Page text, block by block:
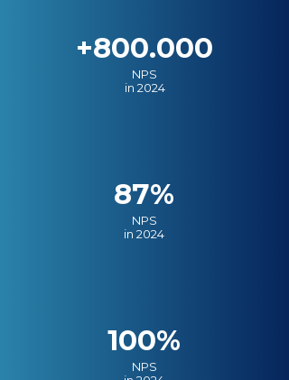
+800.000
NPS
in 2024
87%
NPS
in 2024
100%
NPS